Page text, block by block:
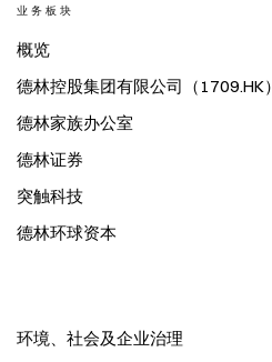
业务板块
概览
德林控股集团有限公司（1709.HK）
德林家族办公室
德林证券
突触科技
德林环球资本
环境、社会及企业治理